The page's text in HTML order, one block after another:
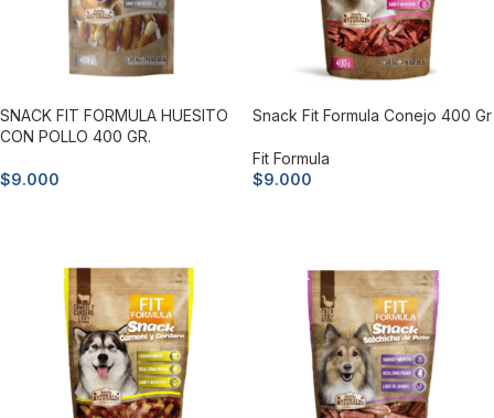
SNACK FIT FORMULA HUESITO
CON POLLO 400 GR.
$9.000
Snack Fit Formula Conejo 400 Gr
Fit Formula
$9.000